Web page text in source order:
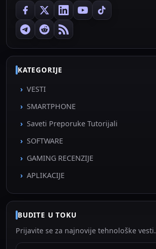
KATEGORIJE
VESTI
SMARTPHONE
Saveti Preporuke Tutorijali
SOFTWARE
GAMING RECENZIJE
APLIKACIJE
BUDITE U TOKU
Prijavite se za najnovije tehnološke vesti.